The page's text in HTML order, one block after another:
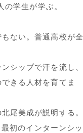
学生が学ぶ。
ない。普通高校が全
シップで汗を流し、
きる人材を育てま
尾美成が説明する。
初のインターンシッ